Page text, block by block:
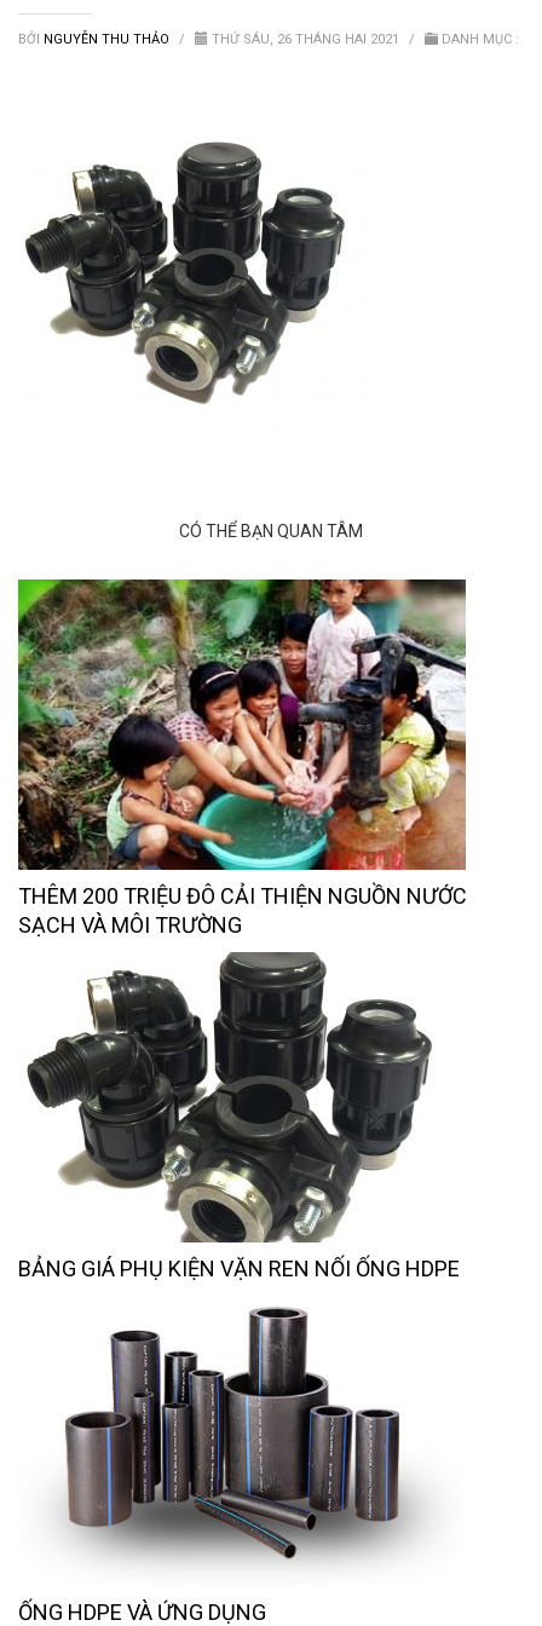
BỞI NGUYỄN THU THẢO / THỨ SÁU, 26 THÁNG HAI 2021 / DANH MỤC :
CÓ THỂ BẠN QUAN TÂM
THÊM 200 TRIỆU ĐÔ CẢI THIỆN NGUỒN NƯỚC
SẠCH VÀ MÔI TRƯỜNG
BẢNG GIÁ PHỤ KIỆN VẶN REN NỐI ỐNG HDPE
ỐNG HDPE VÀ ỨNG DỤNG